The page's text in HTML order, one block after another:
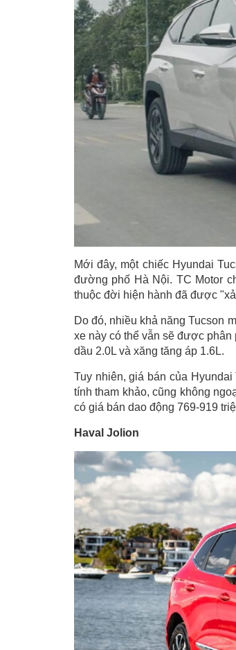
Mới đây, một chiếc Hyundai
đường phố Hà Nội. TC Motor
thuộc đời hiện hành đã được
Do đó, nhiều khả năng Tucson
xe này có thể vẫn sẽ được
dầu 2.0L và xăng tăng áp 1.6L.
Tuy nhiên, giá bán của
tính tham khảo, cũng không
có giá bán dao động 769-919
Haval Jolion